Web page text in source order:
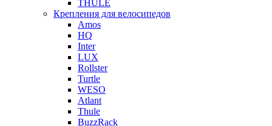
THULE
Крепления для велосипедов
Amos
HQ
Inter
LUX
Rollster
Turtle
WESO
Atlant
Thule
BuzzRack